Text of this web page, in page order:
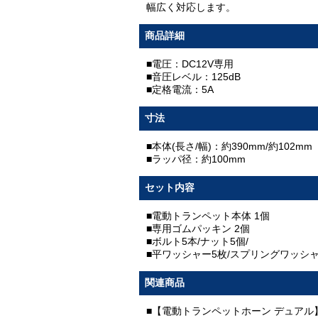
幅広く対応します。
商品詳細
■電圧：DC12V専用
■音圧レベル：125dB
■定格電流：5A
寸法
■本体(長さ/幅)：約390mm/約102mm
■ラッパ径：約100mm
セット内容
■電動トランペット本体 1個
■専用ゴムパッキン 2個
■ボルト5本/ナット5個/
■平ワッシャー5枚/スプリングワッシ
関連商品
■【電動トランペットホーン デュアル】